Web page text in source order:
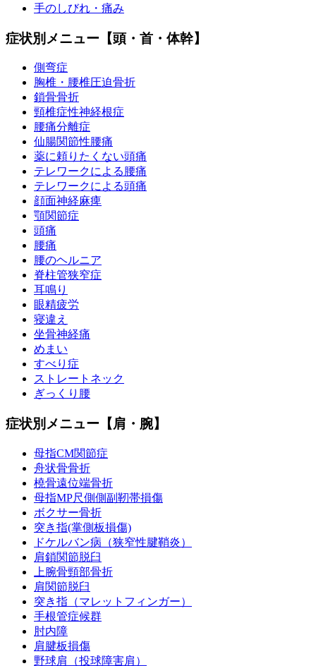
手のしびれ・痛み
症状別メニュー【頭・首・体幹】
側弯症
胸椎・腰椎圧迫骨折
鎖骨骨折
頸椎症性神経根症
腰痛分離症
仙腸関節性腰痛
薬に頼りたくない頭痛
テレワークによる腰痛
テレワークによる頭痛
顔面神経麻痺
顎関節症
頭痛
腰痛
腰のヘルニア
脊柱管狭窄症
耳鳴り
眼精疲労
寝違え
坐骨神経痛
めまい
すべり症
ストレートネック
ぎっくり腰
症状別メニュー【肩・腕】
母指CM関節症
舟状骨骨折
橈骨遠位端骨折
母指MP尺側側副靭帯損傷
ボクサー骨折
突き指(掌側板損傷)
ドケルバン病（狭窄性腱鞘炎）
肩鎖関節脱臼
上腕骨頸部骨折
肩関節脱臼
突き指（マレットフィンガー）
手根管症候群
肘内障
肩腱板損傷
野球肩（投球障害肩）